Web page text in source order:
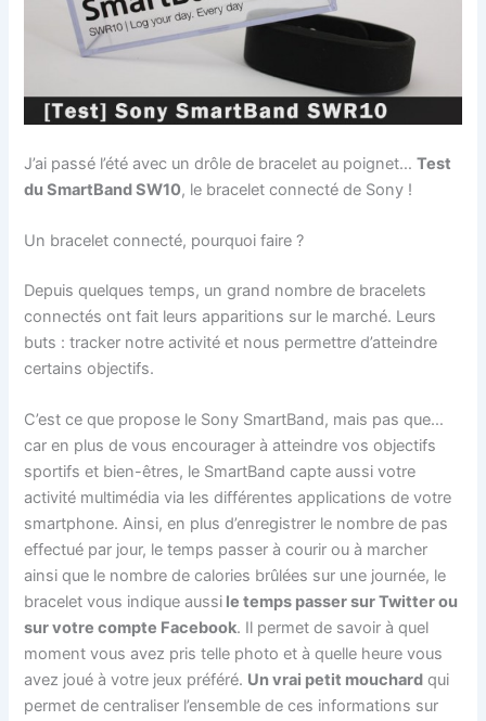
J’ai passé l’été avec un drôle de bracelet au poignet…Test
du SmartBand SW10, le bracelet connecté de Sony !
Un bracelet connecté, pourquoi faire ?
Depuis quelques temps, un grand nombre de bracelets
connectés ont fait leurs apparitions sur le marché. Leurs
buts : tracker notre activité et nous permettre d’atteindre
certains objectifs.
C’est ce que propose le Sony SmartBand, mais pas que…
car en plus de vous encourager à atteindre vos objectifs
sportifs et bien-êtres, le SmartBand capte aussi votre
activité multimédia via les différentes applications de votre
smartphone. Ainsi, en plus d’enregistrer le nombre de pas
effectué par jour, le temps passer à courir ou à marcher
ainsi que le nombre de calories brûlées sur une journée, le
bracelet vous indique aussi le temps passer sur Twitter ou
sur votre compte Facebook. Il permet de savoir à quel
moment vous avez pris telle photo et à quelle heure vous
avez joué à votre jeux préféré. Un vrai petit mouchard qui
permet de centraliser l’ensemble de ces informations sur